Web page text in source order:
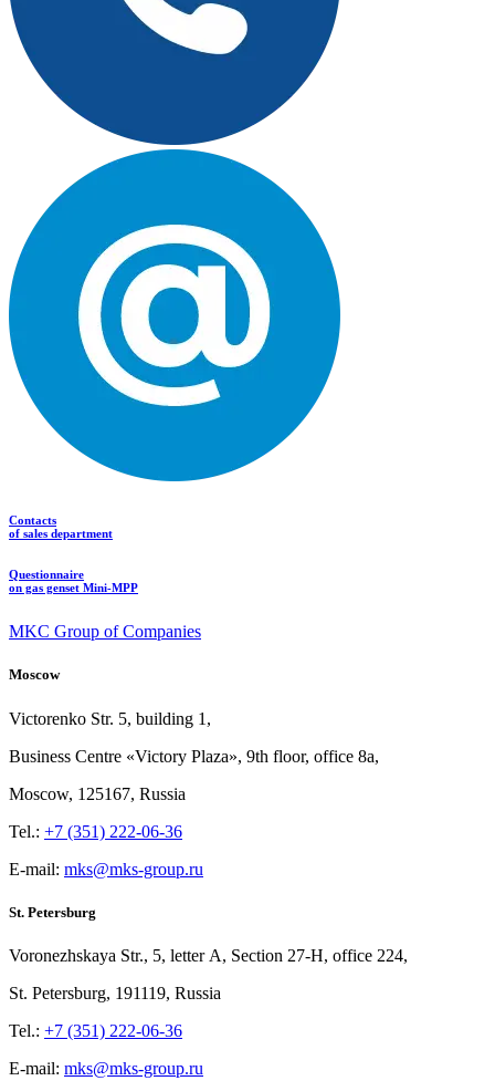
Contacts
of sales department
Questionnaire
on gas genset Mini-MPP
MKC Group of Companies
Moscow
Victorenko Str. 5, building 1,
Business Centre «Victory Plaza», 9th floor, office 8a,
Moscow, 125167, Russia
Tel.: +7 (351) 222-06-36
E-mail: mks@mks-group.ru
St. Petersburg
Voronezhskaya Str., 5, letter A, Section 27-Н, office 224,
St. Petersburg, 191119, Russia
Tel.: +7 (351) 222-06-36
E-mail: mks@mks-group.ru